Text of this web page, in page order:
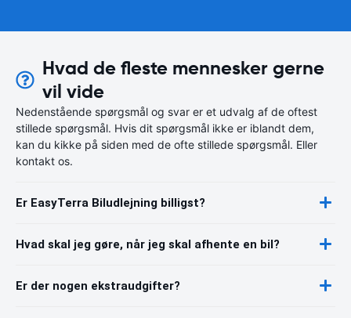
Hvad de fleste mennesker gerne
vil vide
Nedenstående spørgsmål og svar er et udvalg af de oftest
stillede spørgsmål. Hvis dit spørgsmål ikke er iblandt dem,
kan du kikke på siden med de ofte stillede spørgsmål. Eller
kontakt os.
Er EasyTerra Biludlejning billigst?
Hvad skal jeg gøre, når jeg skal afhente en bil?
Er der nogen ekstraudgifter?